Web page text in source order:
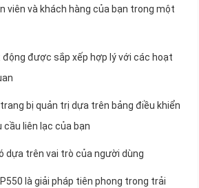
viên và khách hàng của bạn trong một
được sắp xếp hợp lý với các hoạt
bị quản trị dựa trên bảng điều khiển
cầu liên lạc của bạn
dựa trên vai trò của người dùng
là giải pháp tiên phong trong trải